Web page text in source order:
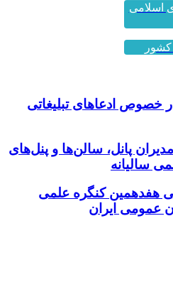
اسلامی
کشور
خصوص ادعاهای تبلیغاتی
پانل، سالن‌ها و پنل‌های
سالیانه
هفدهمین کنگره علمی
عمومی ایران